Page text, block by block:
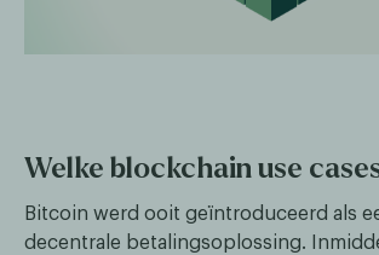
Welke blockchain use
Bitcoin werd ooit geïntroduceerd als
decentrale betalingsoplossing.